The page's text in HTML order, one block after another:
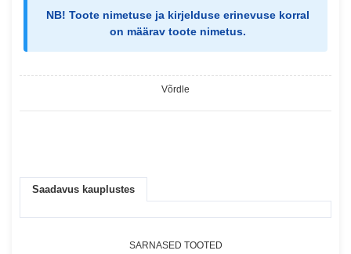
NB! Toote nimetuse ja kirjelduse erinevuse korral
on määrav toote nimetus.
Võrdle
Saadavus kauplustes
SARNASED TOOTED